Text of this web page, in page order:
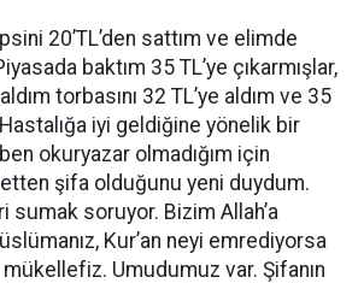
20’TL’den sattım ve elimde
baktım 35 TL’ye çıkarmışlar,
torbasını 32 TL’ye aldım ve 35
iyi geldiğine yönelik bir
okuryazar olmadığım için
şifa olduğunu yeni duydum.
sumak soruyor. Bizim Allah’a
Kur’an neyi emrediyorsa
Umudumuz var. Şifanın